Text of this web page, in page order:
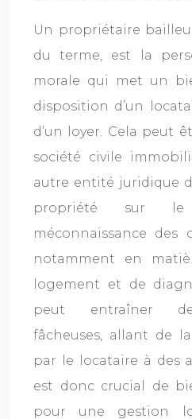
Un propriétaire
du terme, est la
morale qui met un
disposition d’un
d’un loyer. Cela peut
société civile
autre entité juridique
propriété sur le
méconnaissance des
notamment en
logement et de
peut entraîner
fâcheuses, allant de
par le locataire à des
est donc crucial de
pour une gestion